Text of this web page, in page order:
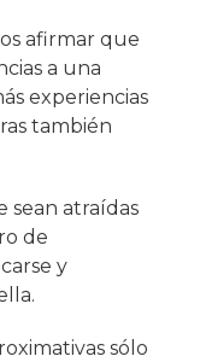
afirmar que
a una
experiencias
también
sean atraídas
de
y
sólo